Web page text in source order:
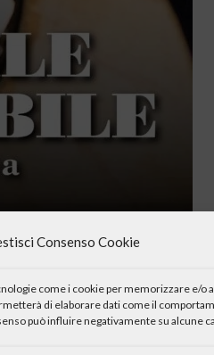
Consenso Cookie
come i cookie per memorizzare e/o
di elaborare dati come il
può influire negativamente su alcune